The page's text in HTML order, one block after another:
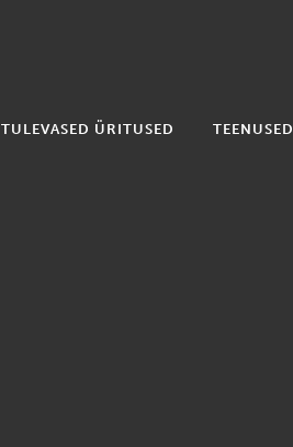
TULEVASED ÜRITUSED TEENUSED